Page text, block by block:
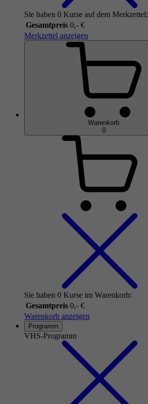
Sie haben 0 Kurse auf dem Merkzettel:
Gesamtpreis 0,- €
Merkzettel anzeigen
Warenkorb
0
Sie haben 0 Kurse im Warenkorb:
Gesamtpreis 0,- €
Warenkorb anzeigen
Programm
VHS-Programm